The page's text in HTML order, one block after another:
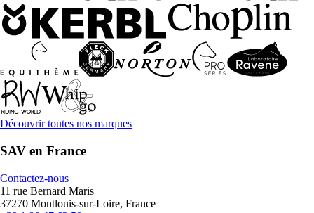
Découvrir toutes nos marques
SAV en France
Contactez-nous
11 rue Bernard Maris
37270 Montlouis-sur-Loire, France